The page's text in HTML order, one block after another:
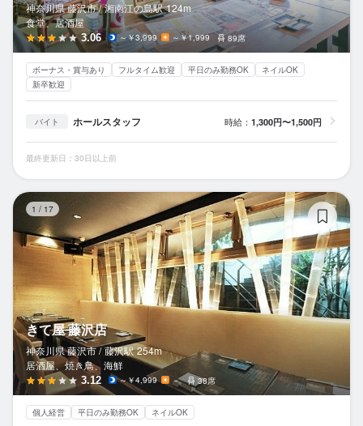
神奈川県 藤沢市 / 湘南江の島駅 124m
食堂、居酒屋
3.06 ～￥3,999 ～￥1,999 89席
ボーナス・賞与あり フルタイム歓迎 平日のみ勤務OK
ネイルOK
新卒歓迎
バイト ホールスタッフ 時給： 1,300円〜1,500円
最終更新日：30日以上前
1 / 17
きて屋 藤沢店
神奈川県 藤沢市 / 藤沢駅 254m
居酒屋、焼き鳥、海鮮
3.12 ～￥4,999 － 38席
個人経営 平日のみ勤務OK ネイルOK